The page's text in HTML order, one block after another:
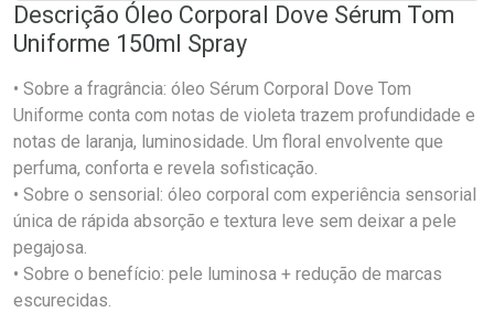
Descrição Óleo Corporal Dove Sérum Tom
Uniforme 150ml Spray
• Sobre a fragrância: óleo Sérum Corporal Dove Tom
Uniforme conta com notas de violeta trazem profundidade e
notas de laranja, luminosidade. Um floral envolvente que
perfuma, conforta e revela sofisticação.
• Sobre o sensorial: óleo corporal com experiência sensorial
única de rápida absorção e textura leve sem deixar a pele
pegajosa.
• Sobre o benefício: pele luminosa + redução de marcas
escurecidas.